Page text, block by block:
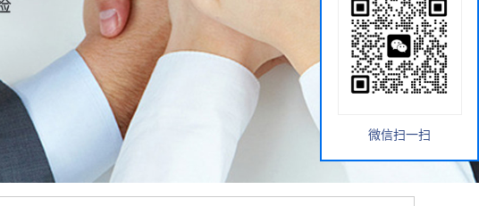
微信扫一扫